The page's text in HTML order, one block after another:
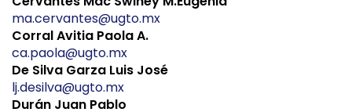
ma.cervantes@ugto.mx
Corral Avitia Paola A.
ca.paola@ugto.mx
De Silva Garza Luis José
lj.desilva@ugto.mx
Durán Juan Pablo